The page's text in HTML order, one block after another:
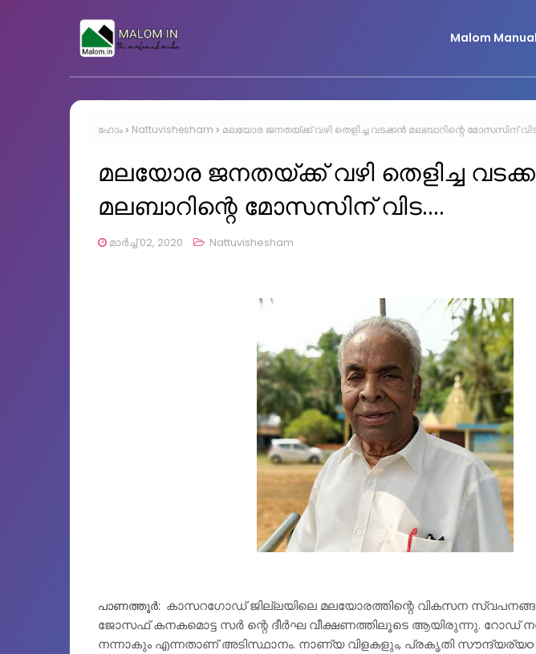
Malom Manual
ഹോം Nattuvishesham മലയോര ജനതയ്ക്ക് വഴി തെളിച്ച വടക്കൻ മലബാറിന്റെ മോസസിന്
മലയോര ജനതയ്ക്ക് വഴി തെളിച്ച
മലബാറിന്റെ മോസസിന് വിട....
മാർച്ച് 02, 2020 Nattuvishesham
പാണത്തൂര്‍:: കാസറഗോഡ് ജില്ലയിലെ മലയോരത്തിന്റെ വികസന
ജോസഫ് കനകമൊട്ട സർ ന്റെ ദീർഘ വീക്ഷണത്തിലൂടെ ആയിരുന്നു. റോഡ്‌ നന്നായാൽ നാട്
നന്നാകും എന്നതാണ് അടിസ്ഥാനം. നാണ്യ വിളകളും, പ്രകൃതി